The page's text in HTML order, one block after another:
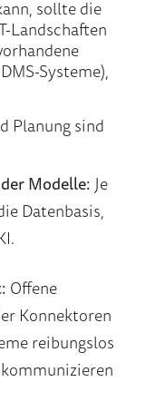
sollte die
Landschaften
Systeme),
Planung sind
Modelle: Je
Datenbasis,
Offene
Konnektoren
reibungslos